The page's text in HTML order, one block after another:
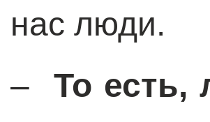
нас люди.
– То есть,